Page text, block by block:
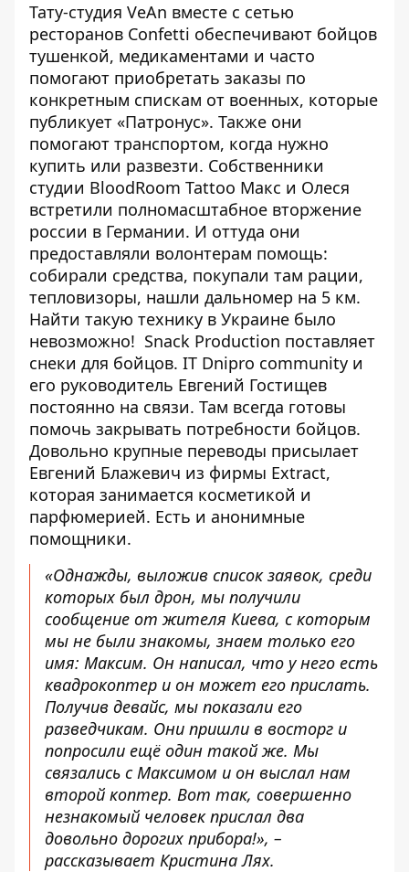
Тату-студия VeAn вместе с сетью
ресторанов Confetti обеспечивают бойцов
тушенкой, медикаментами и часто
помогают приобретать заказы по
конкретным спискам от военных, которые
публикует «Патронус». Также они
помогают транспортом, когда нужно
купить или развезти. Собственники
студии BloodRoom Tattoo Макс и Олеся
встретили полномасштабное вторжение
россии в Германии. И оттуда они
предоставляли волонтерам помощь:
собирали средства, покупали там рации,
тепловизоры, нашли дальномер на 5 км.
Найти такую технику в Украине было
невозможно! Snack Production поставляет
снеки для бойцов. IT Dnipro community и
его руководитель Евгений Гостищев
постоянно на связи. Там всегда готовы
помочь закрывать потребности бойцов.
Довольно крупные переводы присылает
Евгений Блажевич из фирмы Extract,
которая занимается косметикой и
парфюмерией. Есть и анонимные
помощники.
«Однажды, выложив список заявок, среди
которых был дрон, мы получили
сообщение от жителя Киева, с которым
мы не были знакомы, знаем только его
имя: Максим. Он написал, что у него есть
квадрокоптер и он может его прислать.
Получив девайс, мы показали его
разведчикам. Они пришли в восторг и
попросили ещё один такой же. Мы
связались с Максимом и он выслал нам
второй коптер. Вот так, совершенно
незнакомый человек прислал два
довольно дорогих прибора!», –
рассказывает Кристина Лях.